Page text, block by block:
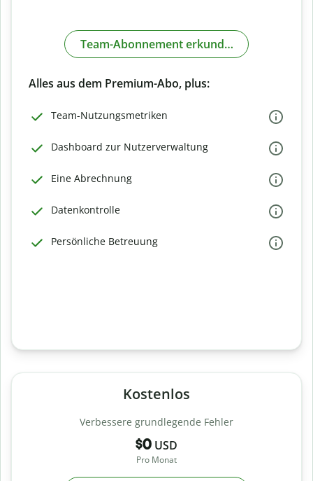
Team-Abonnement erkunden
Alles aus dem Premium-Abo, plus:
Team-Nutzungsmetriken
Dashboard zur Nutzerverwaltung
Eine Abrechnung
Datenkontrolle
Persönliche Betreuung
Kostenlos
Verbessere grundlegende Fehler
$0 USD
Pro Monat